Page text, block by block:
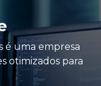
é uma empresa
otimizados para